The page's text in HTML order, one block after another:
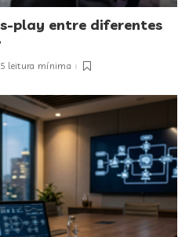
play entre diferentes
5 leitura mínima